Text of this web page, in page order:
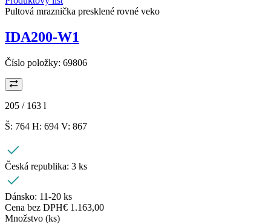
Pultová mraznička presklené rovné veko
IDA200-W1
Číslo položky: 69806
205 / 163 l
Š: 764 H: 694 V: 867
Česká republika: 3 ks
Dánsko: 11-20 ks
Cena bez DPH€ 1.163,00
Množstvo (ks)